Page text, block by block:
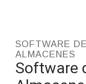
SOFTWARE
ALMACENES
Software